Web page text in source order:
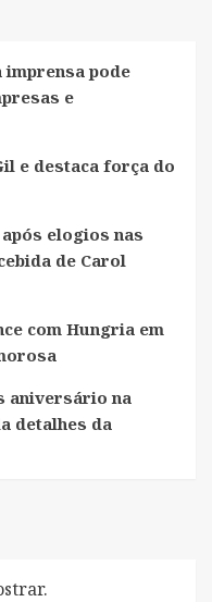
pode
e
e destaca força do
elogios nas
de Carol
com Hungria em
aniversário na
detalhes da